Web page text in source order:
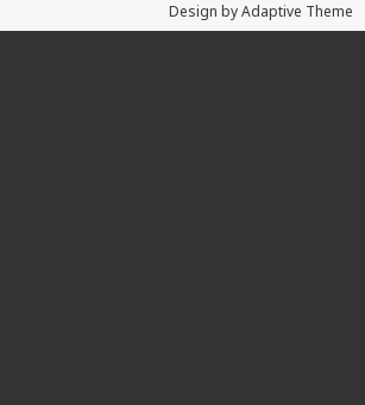
Design by Adaptive Theme